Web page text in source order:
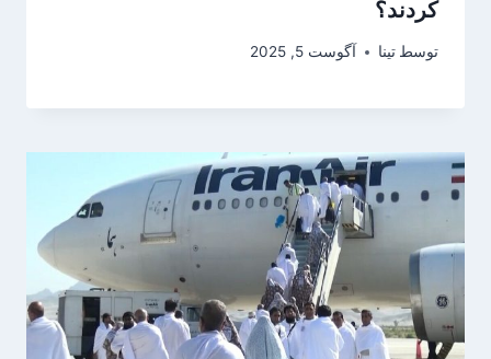
کردند؟
توسط تینا آگوست 5, 2025